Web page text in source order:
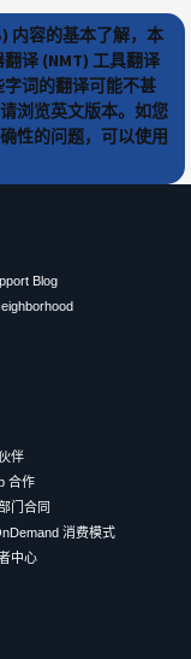
内容的基本了解，本
译 (NMT) 工具翻译
词的翻译可能不甚
浏览英文版本。如您
性的问题，可以使用
Blog
伴
合作
门合同
消费模式
中心